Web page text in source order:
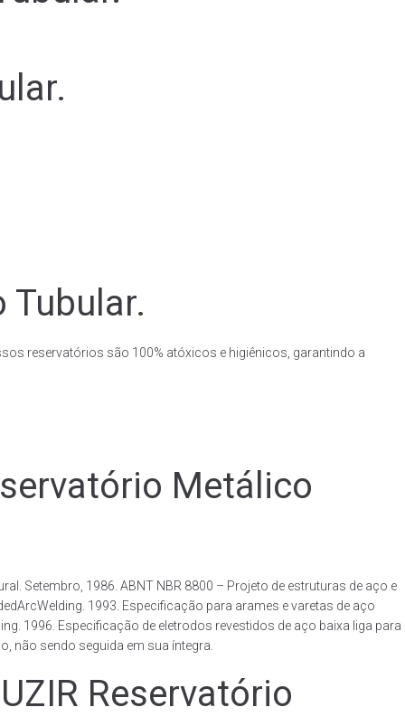
Tubular.
reservatórios são 100% atóxicos e higiênicos, garantindo a
Metálico
Setembro, 1986. ABNT NBR 8800 – Projeto de estruturas de aço e
1993. Especificação para arames e varetas de aço
1996. Especificação de eletrodos revestidos de aço baixa liga para
não sendo seguida em sua íntegra.
Reservatório